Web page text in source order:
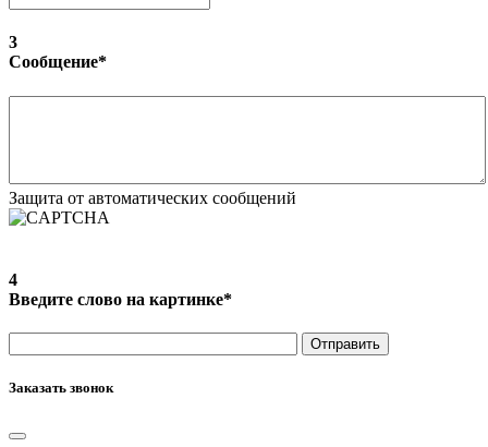
3
Сообщение*
Защита от автоматических сообщений
4
Введите слово на картинке*
Заказать звонок